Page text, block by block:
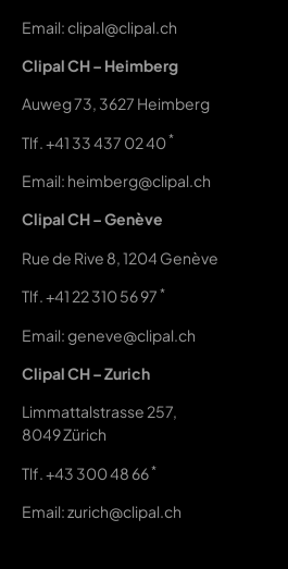
Email: clipal@clipal.ch
Clipal CH – Heimberg
Auweg 73, 3627 Heimberg
Tlf.+41 33 437 02 40*
Email: heimberg@clipal.ch
Clipal CH – Genève
Rue de Rive 8, 1204 Genève
Tlf.+41 22 310 56 97 *
Email: geneve@clipal.ch
Clipal CH – Zurich
Limmattalstrasse 257,
8049 Zürich
Tlf.+43 300 48 66*
Email: zurich@clipal.ch